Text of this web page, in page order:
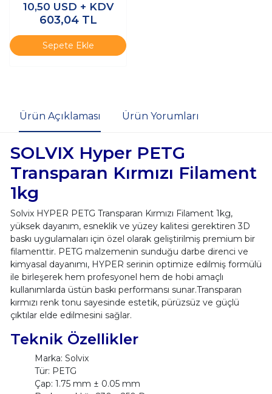
10,50 USD + KDV
603,04 TL
Sepete Ekle
Ürün Açıklaması Ürün Yorumları
SOLVIX Hyper PETG
Transparan Kırmızı Filament
1kg
Solvix HYPER PETG Transparan Kırmızı Filament 1kg,
yüksek dayanım, esneklik ve yüzey kalitesi gerektiren 3D
baskı uygulamaları için özel olarak geliştirilmiş premium bir
filamenttir. PETG malzemenin sunduğu darbe direnci ve
kimyasal dayanımı, HYPER serinin optimize edilmiş formülü
ile birleşerek hem profesyonel hem de hobi amaçlı
kullanımlarda üstün baskı performansı sunar.Transparan
kırmızı renk tonu sayesinde estetik, pürüzsüz ve güçlü
çıktılar elde edilmesini sağlar.
Teknik Özellikler
Marka: Solvix
Tür: PETG
Çap: 1.75 mm ± 0.05 mm